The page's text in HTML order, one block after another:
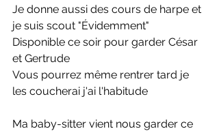
Je donne aussi des cours de harpe et
je suis scout "Évidemment"
Disponible ce soir pour garder César
et Gertrude
Vous pourrez même rentrer tard je
les coucherai j'ai l'habitude
Ma baby-sitter vient nous garder ce